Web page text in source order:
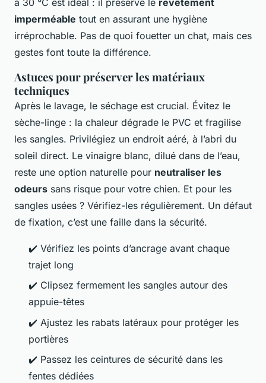
à 30 °C est idéal : il préserve le revêtement
imperméable tout en assurant une hygiène
irréprochable. Pas de quoi fouetter un chat, mais ces
gestes font toute la différence.
Astuces pour préserver les matériaux
techniques
Après le lavage, le séchage est crucial. Évitez le
sèche-linge : la chaleur dégrade le PVC et fragilise
les sangles. Privilégiez un endroit aéré, à l’abri du
soleil direct. Le vinaigre blanc, dilué dans de l’eau,
reste une option naturelle pour neutraliser les
odeurs sans risque pour votre chien. Et pour les
sangles usées ? Vérifiez-les régulièrement. Un défaut
de fixation, c’est une faille dans la sécurité.
✔️ Vérifiez les points d’ancrage avant chaque
trajet long
✔️ Clipsez fermement les sangles autour des
appuie-têtes
✔️ Ajustez les rabats latéraux pour protéger les
portières
✔️ Passez les ceintures de sécurité dans les
fentes dédiées